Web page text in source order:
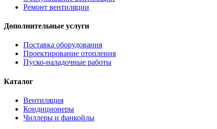
Ремонт вентиляции
Дополнительные услуги
Поставка оборудования
Проектирование отопления
Пуско-наладочные работы
Каталог
Вентиляция
Кондиционеры
Чиллеры и фанкойлы